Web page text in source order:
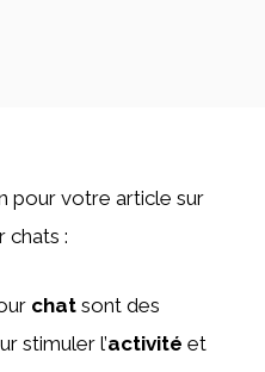
pour votre article sur
chats :
chat sont des
stimuler l’activité et